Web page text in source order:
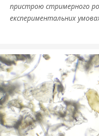
пристрою стримерного
експериментальних